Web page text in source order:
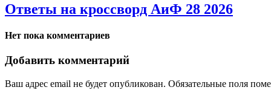
Ответы на кроссворд АиФ 28 2026
Нет пока комментариев
Добавить комментарий
Ваш адрес email не будет опубликован. Обязательные поля